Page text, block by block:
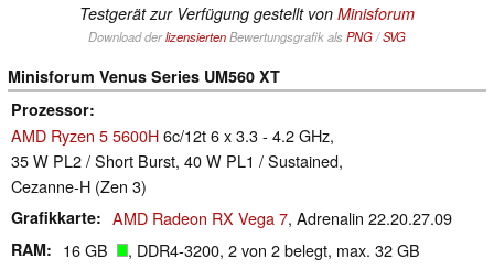
Testgerät zur Verfügung gestellt von Minisforum
Download derlizensiertenBewertungsgrafik als PNG/SVG
Minisforum Venus Series UM560 XT
Prozessor
AMD Ryzen 5 5600H6c/12t 6 x 3.3 - 4.2 GHz,
35 W PL2 / Short Burst, 40 W PL1 / Sustained,
Cezanne-H (Zen 3)
Grafikkarte AMD Radeon RX Vega 7, Adrenalin 22.20.27.09
RAM 16 GB , DDR4-3200, 2 von 2 belegt, max. 32 GB